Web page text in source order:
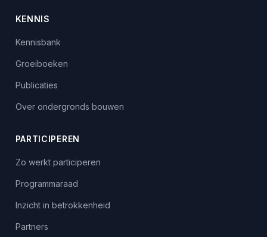
KENNIS
Kennisbank
Groeiboeken
Publicaties
Over ondergronds bouwen
PARTICIPEREN
Zo werkt participeren
Programmaraad
Inzicht in betrokkenheid
Partners